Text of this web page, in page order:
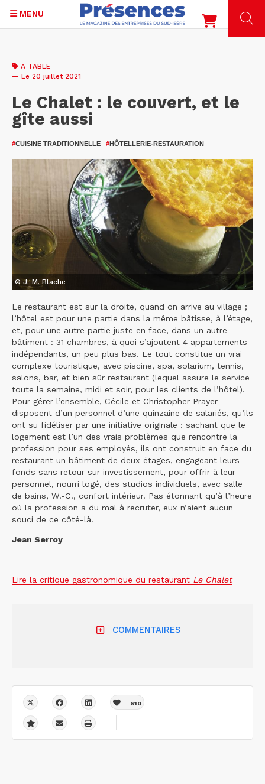
contenu
MENU
A TABLE
— Le 20 juillet 2021
Le Chalet : le couvert, et le
gîte aussi
#CUISINE TRADITIONNELLE #HÔTELLERIE-RESTAURATION
© J.-M. Blache
Le restaurant est sur la droite, quand on arrive au village ;
l’hôtel est pour une partie dans la même bâtisse, à l’étage,
et, pour une autre partie juste en face, dans un autre
bâtiment : 31 chambres, à quoi s’ajoutent 4 appartements
indépendants, un peu plus bas. Le tout constitue un vrai
complexe touristique, avec piscine, spa, solarium, tennis,
salons, bar, et bien sûr restaurant (lequel assure le service
toute la semaine, midi et soir, pour les clients de l’hôtel).
Pour gérer l’ensemble, Cécile et Christopher Prayer
disposent d’un personnel d’une quinzaine de salariés, qu’ils
ont su fidéliser par une initiative originale : sachant que le
logement est l’un des vrais problèmes que rencontre la
profession pour ses employés, ils ont construit en face du
restaurant un bâtiment de deux étages, engageant leurs
fonds sans retour sur investissement, pour offrir à leur
personnel, nourri logé, des studios individuels, avec salle
de bains, W.-C., confort intérieur. Pas étonnant qu’à l’heure
où la profession a du mal à recruter, eux n’aient aucun
souci de ce côté-là.
Jean Serroy
Lire la critique gastronomique du restaurant Le Chalet
COMMENTAIRES
610